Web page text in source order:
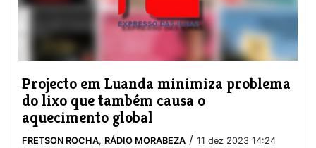
​Projecto em Luanda minimiza problema
do lixo que também causa o
aquecimento global
FRETSON ROCHA, RÁDIO MORABEZA / 11 dez 2023 14:24